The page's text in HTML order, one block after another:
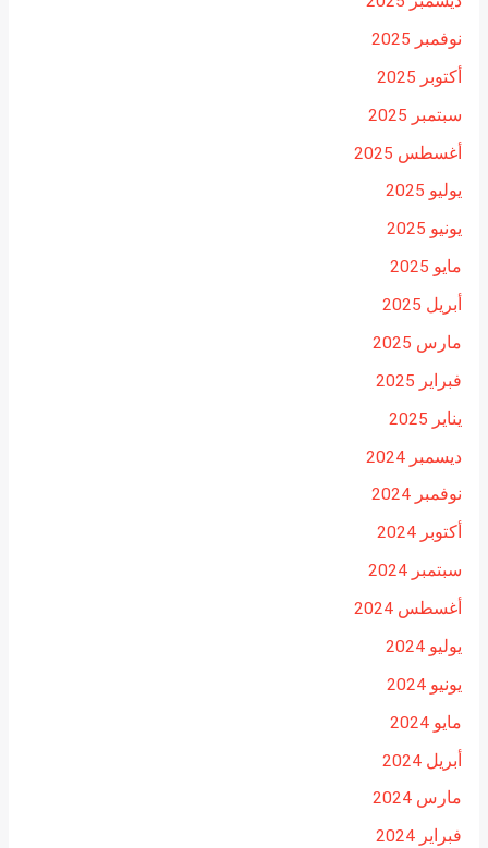
نوفمبر 2025
أكتوبر 2025
سبتمبر 2025
أغسطس 2025
يوليو 2025
يونيو 2025
مايو 2025
أبريل 2025
مارس 2025
فبراير 2025
يناير 2025
ديسمبر 2024
نوفمبر 2024
أكتوبر 2024
سبتمبر 2024
أغسطس 2024
يوليو 2024
يونيو 2024
مايو 2024
أبريل 2024
مارس 2024
فبراير 2024